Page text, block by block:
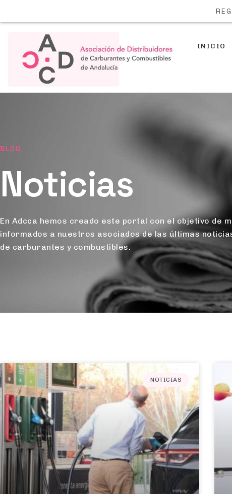
INICIO
BLOG
Noticias
En Adcca hemos creado este portal con el objetivo de
informados a nuestros asociados de las últimas
de carburantes y combustibles.
NOTICIAS